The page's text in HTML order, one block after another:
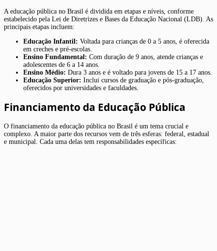
A educação pública no Brasil é dividida em etapas e níveis, conforme
estabelecido pela Lei de Diretrizes e Bases da Educação Nacional (LDB). As
principais etapas incluem:
Educação Infantil: Voltada para crianças de 0 a 5 anos, é oferecida
em creches e pré-escolas.
Ensino Fundamental: Com duração de 9 anos, atende crianças e
adolescentes de 6 a 14 anos.
Ensino Médio: Dura 3 anos e é voltado para jovens de 15 a 17 anos.
Educação Superior: Inclui cursos de graduação e pós-graduação,
oferecidos por universidades e faculdades.
Financiamento da Educação Pública
O financiamento da educação pública no Brasil é um tema crucial e
complexo. A maior parte dos recursos vem de três esferas: federal, estadual
e municipal. Cada uma delas tem responsabilidades específicas: